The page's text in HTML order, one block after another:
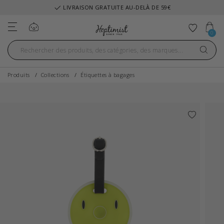
LIVRAISON GRATUITE AU-DELÀ DE 59€
0
Produits Collections Étiquettes à bagages